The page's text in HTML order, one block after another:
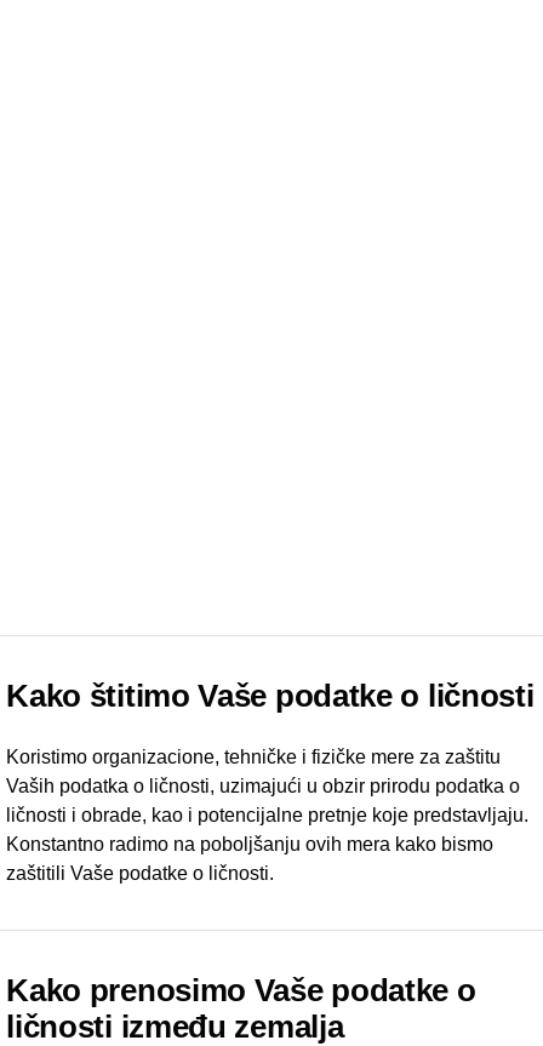
Kako štitimo Vaše podatke o ličnosti
Koristimo organizacione, tehničke i fizičke mere za zaštitu
Vaših podatka o ličnosti, uzimajući u obzir prirodu podatka o
ličnosti i obrade, kao i potencijalne pretnje koje predstavljaju.
Konstantno radimo na poboljšanju ovih mera kako bismo
zaštitili Vaše podatke o ličnosti.
Kako prenosimo Vaše podatke o
ličnosti između zemalja